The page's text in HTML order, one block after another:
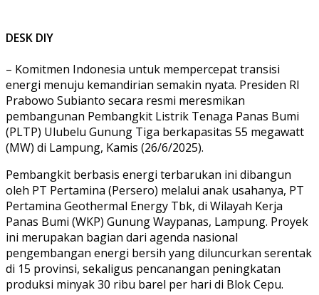
DESK DIY
– Komitmen Indonesia untuk mempercepat transisi
energi menuju kemandirian semakin nyata. Presiden RI
Prabowo Subianto secara resmi meresmikan
pembangunan Pembangkit Listrik Tenaga Panas Bumi
(PLTP) Ulubelu Gunung Tiga berkapasitas 55 megawatt
(MW) di Lampung, Kamis (26/6/2025).
Pembangkit berbasis energi terbarukan ini dibangun
oleh PT Pertamina (Persero) melalui anak usahanya, PT
Pertamina Geothermal Energy Tbk, di Wilayah Kerja
Panas Bumi (WKP) Gunung Waypanas, Lampung. Proyek
ini merupakan bagian dari agenda nasional
pengembangan energi bersih yang diluncurkan serentak
di 15 provinsi, sekaligus pencanangan peningkatan
produksi minyak 30 ribu barel per hari di Blok Cepu.